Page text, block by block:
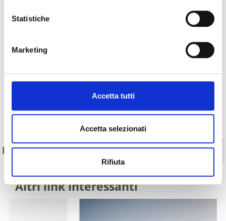
Statistiche
Marketing
Accetta tutti
Accetta selezionati
Rifiuta
Indietro
IL CONTENUTO VI È STATO UTILE? Sì No
Altri link interessanti